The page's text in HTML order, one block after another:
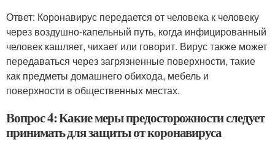
Ответ: Коронавирус передается от человека к человеку
через воздушно-капельный путь, когда инфицированный
человек кашляет, чихает или говорит. Вирус также может
передаваться через загрязненные поверхности, такие
как предметы домашнего обихода, мебель и
поверхности в общественных местах.
Вопрос 4: Какие меры предосторожности следует
принимать для защиты от коронавируса